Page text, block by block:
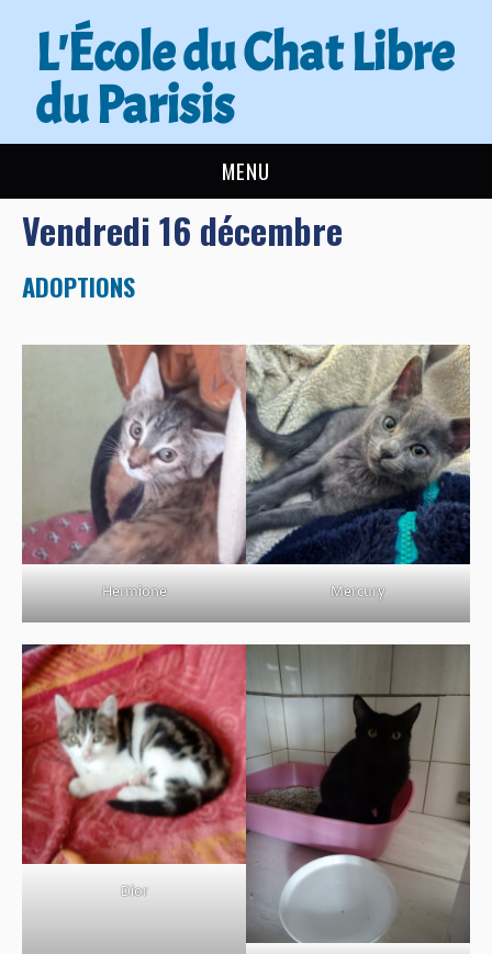
L'École du Chat Libre
du Parisis
MENU
L’ÉCOLE DU CHAT
ACTUALITÉS
ADOPTER
BOUTIQUE
FORUM
Vendredi 16 décembre
ADOPTIONS
Hermione Mercury
Dior